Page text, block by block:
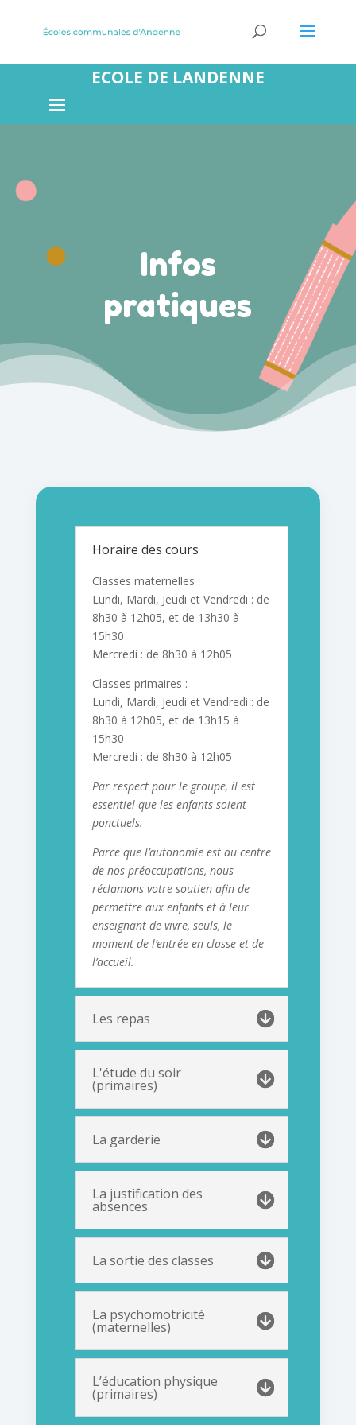
ECOLE DE LANDENNE
Infos
pratiques
Horaire des cours
Classes maternelles :
Lundi, Mardi, Jeudi et Vendredi : de
8h30 à 12h05, et de 13h30 à
15h30
Mercredi : de 8h30 à 12h05
Classes primaires :
Lundi, Mardi, Jeudi et Vendredi : de
8h30 à 12h05, et de 13h15 à
15h30
Mercredi : de 8h30 à 12h05
Par respect pour le groupe, il est
essentiel que les enfants soient
ponctuels.
Parce que l’autonomie est au centre
de nos préoccupations, nous
réclamons votre soutien afin de
permettre aux enfants et à leur
enseignant de vivre, seuls, le
moment de l’entrée en classe et de
l’accueil.
Les repas
L'étude du soir
(primaires)
La garderie
La justification des
absences
La sortie des classes
La psychomotricité
(maternelles)
L’éducation physique
(primaires)